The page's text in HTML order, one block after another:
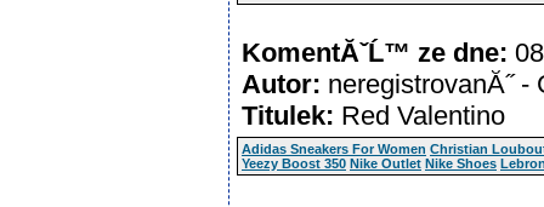
KomentĂˇĹ™ ze dne:
Autor: neregistrovanĂ˝
Titulek: Red Valentino
Adidas Sneakers For Women Christian
Yeezy Boost 350 Nike Outlet Nike Shoes